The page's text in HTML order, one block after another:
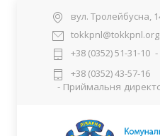
вул. Тролейбусна,
+38 (0352) 51-31-10
+38 (0352) 43-57-16
- Приймальня